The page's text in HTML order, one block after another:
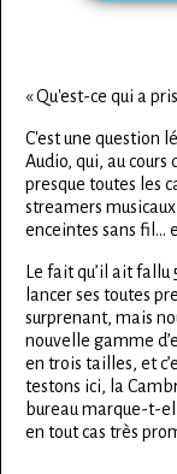
« Qu'est-ce qui a
C'est une question
Audio, qui, au cours
presque toutes les
streamers
enceintes sans fil…
Le fait qu’il ait fallu
lancer ses toutes
surprenant, mais
nouvelle gamme
en trois tailles, et
testons ici, la
bureau marque-t-
en tout cas très